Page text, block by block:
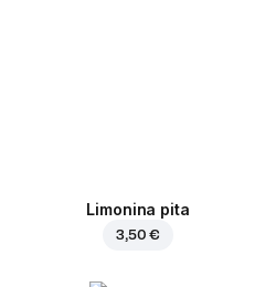
Limonina pita
3,50 €